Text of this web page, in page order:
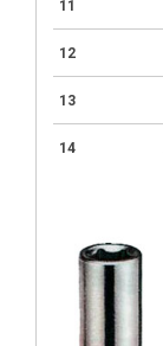
11
12
13
14